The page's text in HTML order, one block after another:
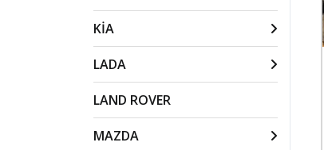
KİA
LADA
LAND ROVER
MAZDA